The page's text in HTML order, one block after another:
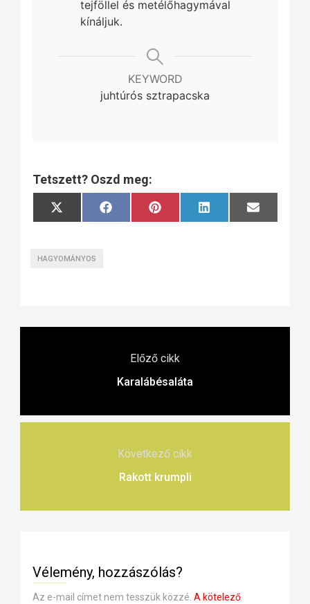
tejföllel és metélőhagymával
kínáljuk.
KEYWORD
juhtúrós sztrapacska
Tetszett? Oszd meg:
Share
on
X
(Twitter)
Share
on
Facebook Share
on
Pinterest
Share
on
LinkedIn
Share
on
Email
HAGYOMÁNYOS
Előző cikk
Karalábésaláta
Következő cikk
Rakott krumpli
Vélemény, hozzászólás?
Az e-mail címet nem tesszük közzé. A kötelező